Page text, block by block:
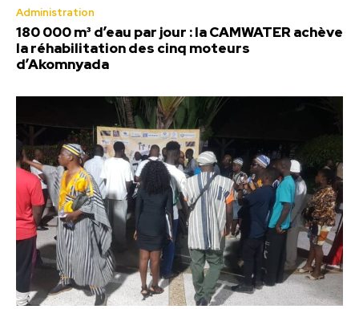
Administration
180 000 m³ d’eau par jour : la CAMWATER achève
la réhabilitation des cinq moteurs
d’Akomnyada